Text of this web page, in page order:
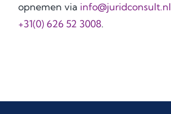
opnemen via info@juridconsult.nl
+31(0) 626 52 3008.